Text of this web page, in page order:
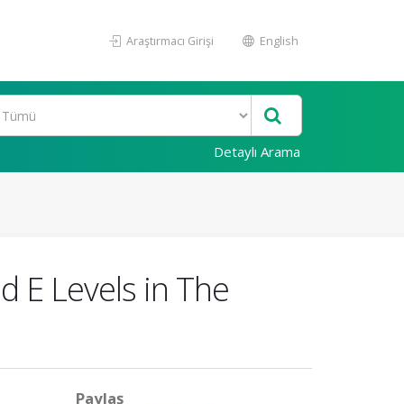
Araştırmacı Girişi English
Detaylı Arama
E Levels in The
Paylaş